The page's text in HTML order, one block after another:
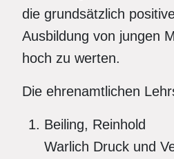
die grundsätzlich
Ausbildung von jungen
hoch zu werten.
Die ehrenamtlichen
Beiling, Reinhold
Warlich Druck und